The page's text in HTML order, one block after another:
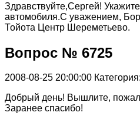
Здравствуйте,Сергей!
автомобиля.С уважением,
Тойота Центр Шереметьево.
Вопрос № 6725
2008-08-25 20:00:00
Добрый день! Вышлите,
Заранее спасибо!